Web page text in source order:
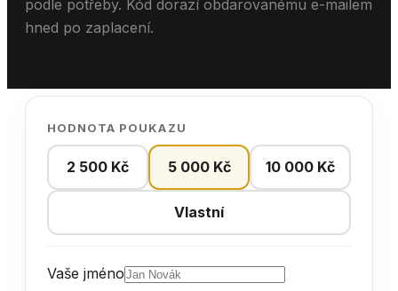
podle potřeby. Kód dorazí obdarovanému e-mailem
hned po zaplacení.
HODNOTA POUKAZU
2 500 Kč 5 000 Kč 10 000 Kč
Vlastní
Vaše jméno